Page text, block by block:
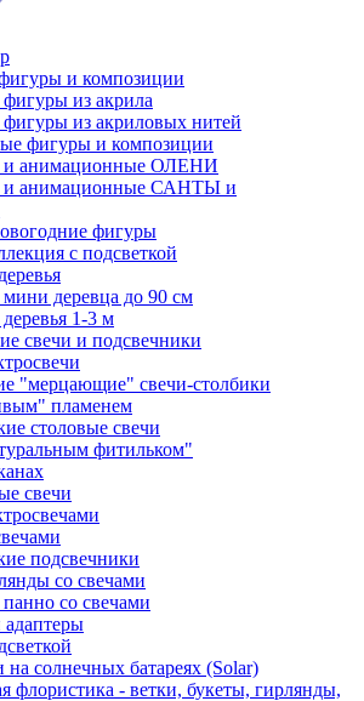
и композиции
из акрила
из акриловых нитей
фигуры и композиции
и анимационные ОЛЕНИ
и анимационные САНТЫ и
фигуры
с подсветкой
деревца до 90 см
1-3 м
свечи и подсвечники
"мерцающие" свечи-столбики
пламенем
столовые свечи
фитильком"
свечи
подсвечники
со свечами
со свечами
адаптеры
солнечных батареях (Solar)
флористика - ветки, букеты, гирлянды,